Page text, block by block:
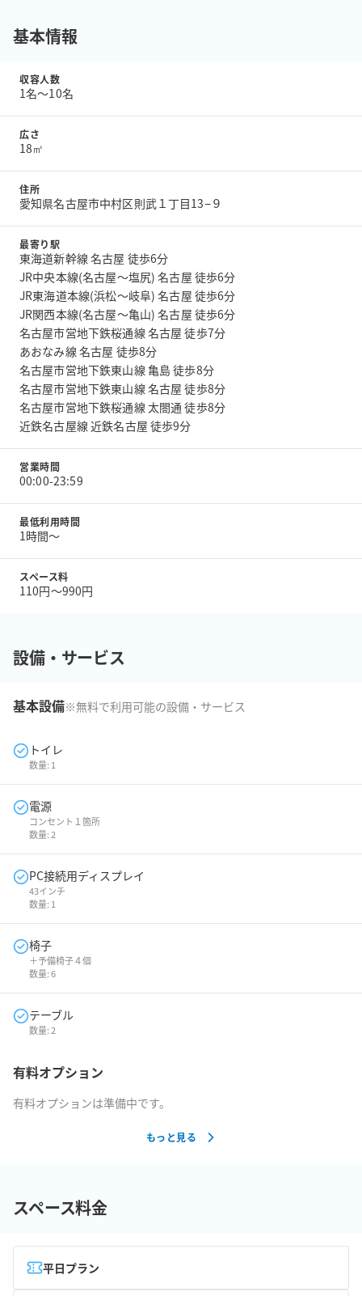
基本情報
収容人数
1名〜10名
広さ
18㎡
住所
愛知県名古屋市中村区則武１丁目13−９
最寄り駅
東海道新幹線 名古屋 徒歩6分
JR中央本線(名古屋～塩尻) 名古屋 徒歩6分
JR東海道本線(浜松～岐阜) 名古屋 徒歩6分
JR関西本線(名古屋～亀山) 名古屋 徒歩6分
名古屋市営地下鉄桜通線 名古屋 徒歩7分
あおなみ線 名古屋 徒歩8分
名古屋市営地下鉄東山線 亀島 徒歩8分
名古屋市営地下鉄東山線 名古屋 徒歩8分
名古屋市営地下鉄桜通線 太閤通 徒歩8分
近鉄名古屋線 近鉄名古屋 徒歩9分
営業時間
00:00-23:59
最低利用時間
1時間〜
スペース料
110円〜990円
設備・サービス
基本設備※無料で利用可能の設備・サービス
トイレ
数量: 1
電源
コンセント１箇所
数量:2
PC接続用ディスプレイ
43インチ
数量: 1
椅子
＋予備椅子４個
数量:6
テーブル
数量:2
有料オプション
有料オプションは準備中です。
もっと見る
スペース料金
平日プラン